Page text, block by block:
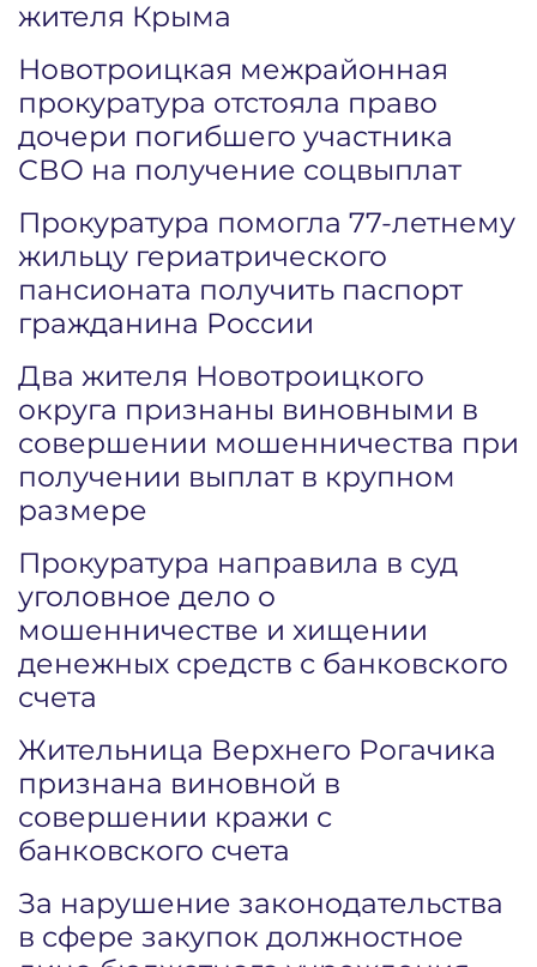
жителя Крыма
Новотроицкая межрайонная
прокуратура отстояла право
дочери погибшего участника
СВО на получение соцвыплат
Прокуратура помогла 77-летнему
жильцу гериатрического
пансионата получить паспорт
гражданина России
Два жителя Новотроицкого
округа признаны виновными в
совершении мошенничества при
получении выплат в крупном
размере
Прокуратура направила в суд
уголовное дело о
мошенничестве и хищении
денежных средств с банковского
счета
Жительница Верхнего Рогачика
признана виновной в
совершении кражи с
банковского счета
За нарушение законодательства
в сфере закупок должностное